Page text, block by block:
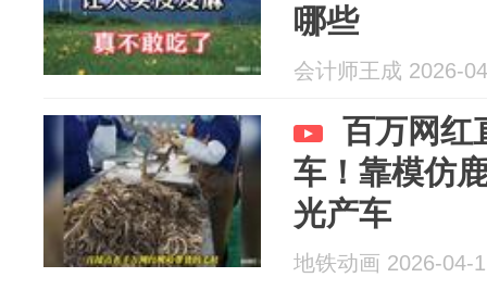
哪些
会计师王成 2026-
百万网红
车！靠模仿
光产车
地铁动画 2026-04-